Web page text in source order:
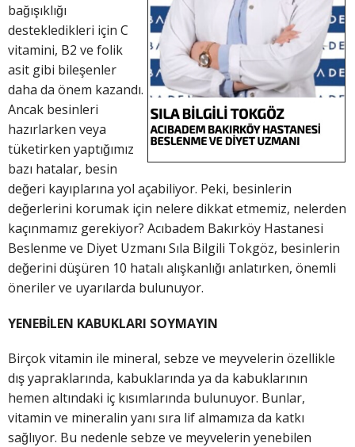
bağışıklığı
destekledikleri için C
vitamini, B2 ve folik
asit gibi bileşenler
daha da önem kazandı.
Ancak besinleri
hazırlarken veya
tüketirken yaptığımız
bazı hatalar, besin
değeri kayıplarına yol açabiliyor. Peki, besinlerin
değerlerini korumak için nelere dikkat etmemiz, nelerden
kaçınmamız gerekiyor? Acıbadem Bakırköy Hastanesi
Beslenme ve Diyet Uzmanı Sıla Bilgili Tokgöz, besinlerin
değerini düşüren 10 hatalı alışkanlığı anlatırken, önemli
öneriler ve uyarılarda bulunuyor.
YENEBİLEN KABUKLARI SOYMAYIN
Birçok vitamin ile mineral, sebze ve meyvelerin özellikle
dış yapraklarında, kabuklarında ya da kabuklarının
hemen altındaki iç kısımlarında bulunuyor. Bunlar,
vitamin ve mineralin yanı sıra lif almamıza da katkı
sağlıyor. Bu nedenle sebze ve meyvelerin yenebilen